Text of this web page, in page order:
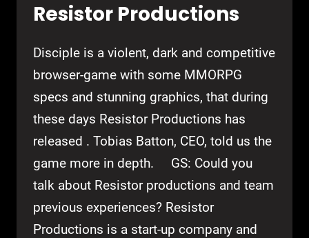
Resistor Productions
Disciple is a violent, dark and competitive
browser-game with some MMORPG
specs and stunning graphics, that during
these days Resistor Productions has
released . Tobias Batton, CEO, told us the
game more in depth. GS: Could you
talk about Resistor productions and team
previous experiences? Resistor
Productions is a start-up company and